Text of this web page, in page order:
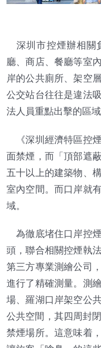
深圳市控煙辦相關
廳、商店、餐廳等室
岸的公共廁所、架空
公交站台往往是違法
法人員重點出擊的區域
《深圳經濟特區控
面禁煙，而「頂部遮
五十以上的建築物、
室內空間。而口岸就
域。
為徹底堵住口岸控
頭，聯合相關控煙執
第三方專業測繪公司
進行了精確測量。測
場、羅湖口岸架空公
公共空間，其四周封
禁煙場所。這意味着